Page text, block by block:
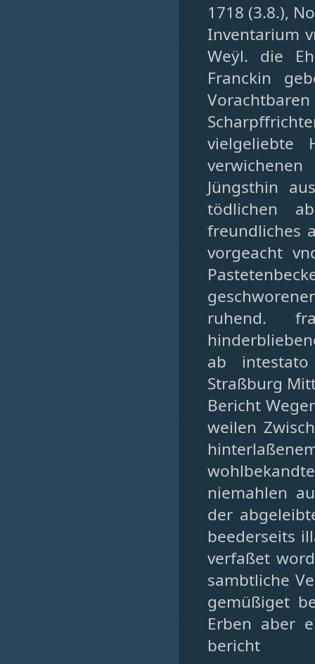
1718 (3.8.),
Inventarium
Weÿl. die
Franckin
vielgeliebte
Jüngsthin
tödlichen
freundliches
vorgeacht
ruhend.
ab
Straßburg
Bericht
weilen
niemahlen
der
beederseits
verfaßet
sambtliche
gemüßiget
Erben aber
bericht